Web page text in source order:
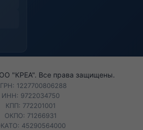
"КРЕА". Все права защищены.
1227700806288
ИНН: 9722034750
КПП: 772201001
ОКПО: 71266931
45290564000